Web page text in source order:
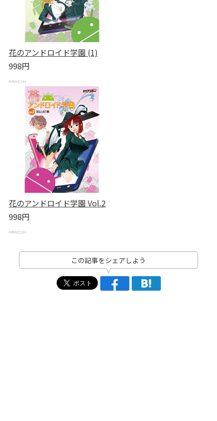
花のアンドロイド学園 (1)
998円
花のアンドロイド学園 Vol.2
998円
この記事をシェアしよう